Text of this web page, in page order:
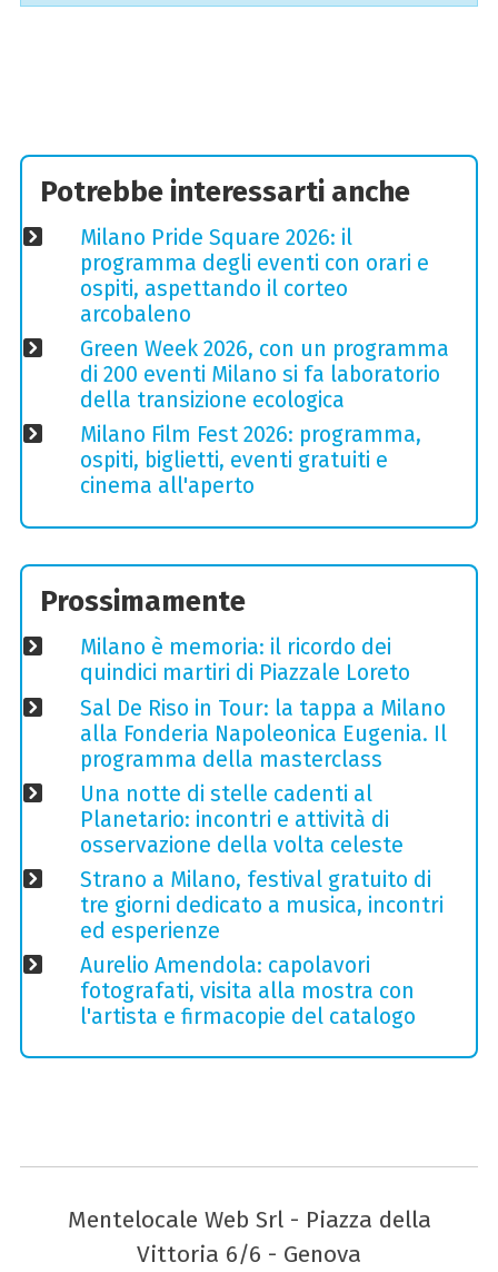
Potrebbe interessarti anche
Milano Pride Square 2026: il
programma degli eventi con orari e
ospiti, aspettando il corteo
arcobaleno
Green Week 2026, con un programma
di 200 eventi Milano si fa laboratorio
della transizione ecologica
Milano Film Fest 2026: programma,
ospiti, biglietti, eventi gratuiti e
cinema all'aperto
Prossimamente
Milano è memoria: il ricordo dei
quindici martiri di Piazzale Loreto
Sal De Riso in Tour: la tappa a Milano
alla Fonderia Napoleonica Eugenia. Il
programma della masterclass
Una notte di stelle cadenti al
Planetario: incontri e attività di
osservazione della volta celeste
Strano a Milano, festival gratuito di
tre giorni dedicato a musica, incontri
ed esperienze
Aurelio Amendola: capolavori
fotografati, visita alla mostra con
l'artista e firmacopie del catalogo
Mentelocale Web Srl - Piazza della
Vittoria 6/6 - Genova